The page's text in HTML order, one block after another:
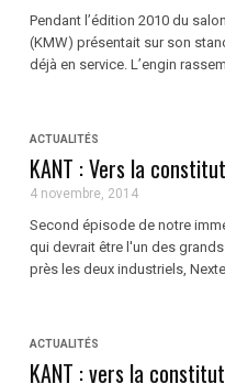
Pendant l’édition 2010 du
(KMW) présentait sur son
déjà en service. L’engin
ACTUALITÉS
KANT : Vers la
4 novembre, 2014
Second épisode de notre
qui devrait être l'un des
près les deux industriels,
ACTUALITÉS
KANT : vers la